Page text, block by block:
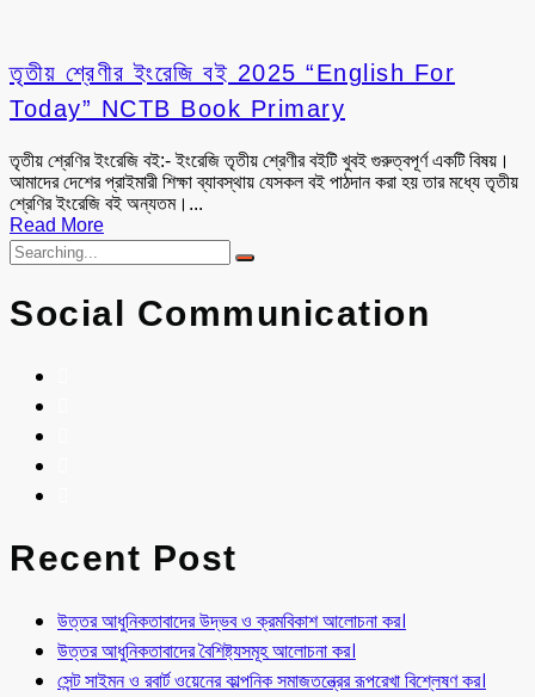
তৃতীয় শ্রেণীর ইংরেজি বই 2025 “English For
Today” NCTB Book Primary
তৃতীয় শ্রেণির ইংরেজি বই:- ইংরেজি তৃতীয় শ্রেণীর বইটি খুবই গুরুত্বপূর্ণ একটি বিষয়।
আমাদের দেশের প্রাইমারী শিক্ষা ব্যাবস্থায় যেসকল বই পাঠদান করা হয় তার মধ্যে তৃতীয়
শ্রেণির ইংরেজি বই অন্যতম।...
Read More
Social Communication
Recent Post
উত্তর আধুনিকতাবাদের উদ্ভব ও ক্রমবিকাশ আলোচনা কর।
উত্তর আধুনিকতাবাদের বৈশিষ্ট্যসমূহ আলোচনা কর।
সেন্ট সাইমন ও রবার্ট ওয়েনের কাল্পনিক সমাজতন্ত্রের রূপরেখা বিশ্লেষণ কর।